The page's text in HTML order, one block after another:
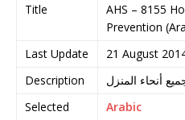
Title
AHS – 8155
Prevention
Last Update
21 August
Description
Selected
Arabic